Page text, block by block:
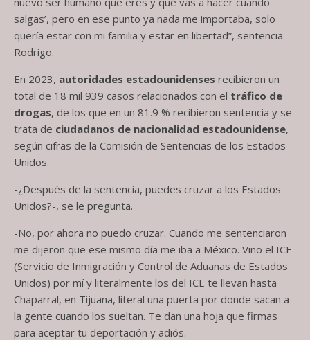
salgas’, pero en ese punto ya nada me importaba, solo
quería estar con mi familia y estar en libertad”, sentencia
Rodrigo.
En 2023, autoridades estadounidenses recibieron un
total de 18 mil 939 casos relacionados con el tráfico de
drogas, de los que en un 81.9 % recibieron sentencia y se
trata de ciudadanos de nacionalidad estadounidense,
según cifras de la Comisión de Sentencias de los Estados
Unidos.
-¿Después de la sentencia, puedes cruzar a los Estados
Unidos?-, se le pregunta.
-No, por ahora no puedo cruzar. Cuando me sentenciaron
me dijeron que ese mismo día me iba a México. Vino el ICE
(Servicio de Inmigración y Control de Aduanas de Estados
Unidos) por mí y literalmente los del ICE te llevan hasta
Chaparral, en Tijuana, literal una puerta por donde sacan a
la gente cuando los sueltan. Te dan una hoja que firmas
para aceptar tu deportación y adiós.